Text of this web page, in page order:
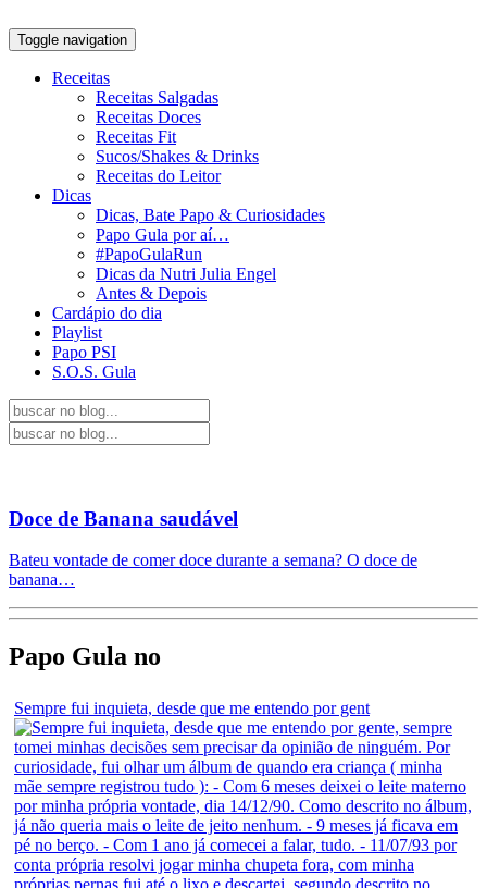
Toggle navigation
Receitas
Receitas Salgadas
Receitas Doces
Receitas Fit
Sucos/Shakes & Drinks
Receitas do Leitor
Dicas
Dicas, Bate Papo & Curiosidades
Papo Gula por aí…
#PapoGulaRun
Dicas da Nutri Julia Engel
Antes & Depois
Cardápio do dia
Playlist
Papo PSI
S.O.S. Gula
Doce de Banana saudável
Bateu vontade de comer doce durante a semana? O doce de
banana…
Papo Gula no
Sempre fui inquieta, desde que me entendo por gent